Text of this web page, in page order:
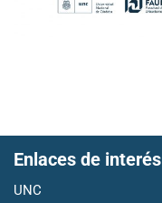
Enlaces de interés
UNC